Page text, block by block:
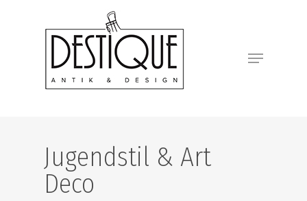
Jugendstil & Art
Deco